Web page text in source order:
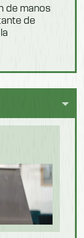
de manos
de
y
de acceso
(551303)